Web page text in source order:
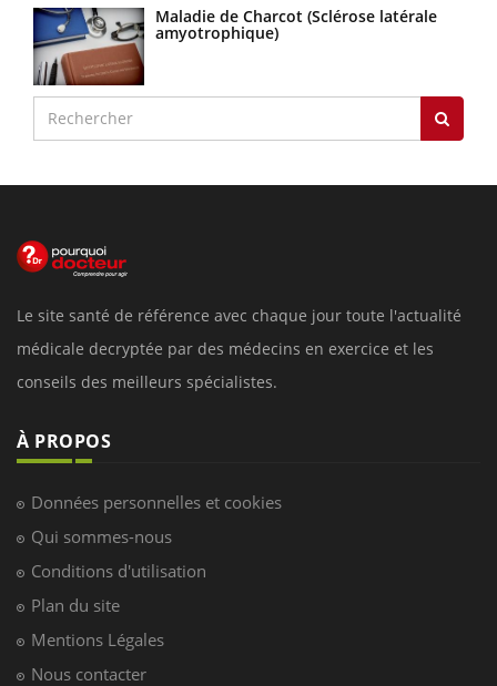
Maladie de Charcot (Sclérose latérale
amyotrophique)
Le site santé de référence avec chaque jour toute l'actualité
médicale decryptée par des médecins en exercice et les
conseils des meilleurs spécialistes.
À PROPOS
Données personnelles et cookies
Qui sommes-nous
Conditions d'utilisation
Plan du site
Mentions Légales
Nous contacter